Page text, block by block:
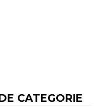
CATEGORIE